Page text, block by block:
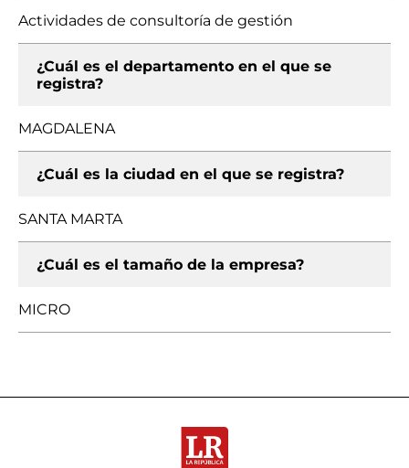
Actividades de consultoría de gestión
¿Cuál es el departamento en el que se
registra?
MAGDALENA
¿Cuál es la ciudad en el que se registra?
SANTA MARTA
¿Cuál es el tamaño de la empresa?
MICRO